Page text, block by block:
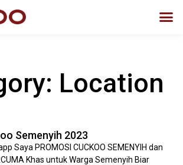
Location
Semenyih 2023
Saya PROMOSI CUCKOO SEMENYIH dan
Khas untuk Warga Semenyih Biar